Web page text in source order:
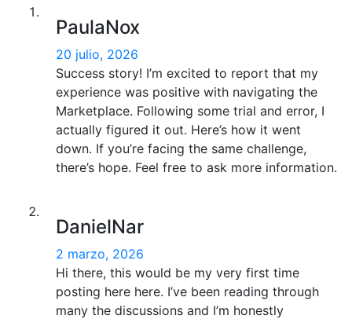
PaulaNox
20 julio, 2026
Success story! I’m excited to report that my
experience was positive with navigating the
Marketplace. Following some trial and error, I
actually figured it out. Here’s how it went
down. If you’re facing the same challenge,
there’s hope. Feel free to ask more information.
DanielNar
2 marzo, 2026
Hi there, this would be my very first time
posting here here. I’ve been reading through
many the discussions and I’m honestly